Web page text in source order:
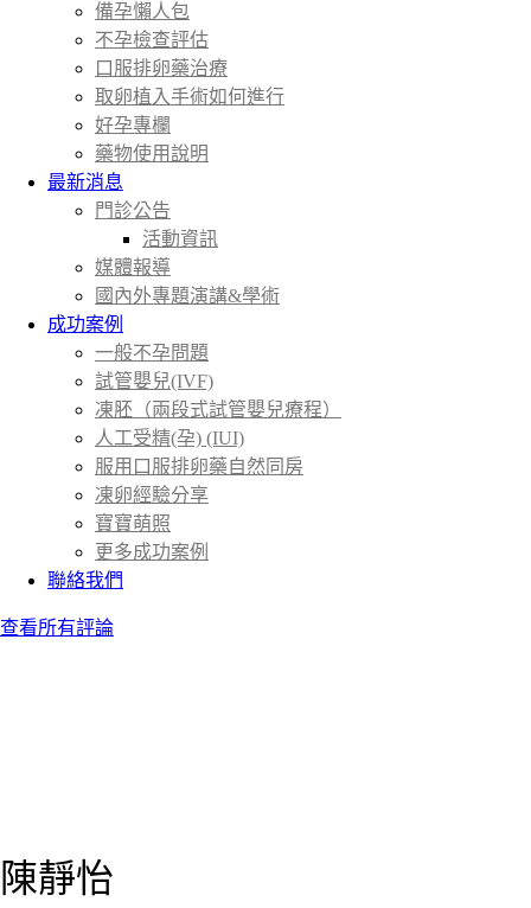
備孕懶人包
不孕檢查評估
口服排卵藥治療
取卵植入手術如何進行
好孕專欄
藥物使用說明
最新消息
門診公告
活動資訊
媒體報導
國內外專題演講&學術
成功案例
一般不孕問題
試管嬰兒(IVF)
凍胚（兩段式試管嬰兒療程）
人工受精(孕) (IUI)
服用口服排卵藥自然同房
凍卵經驗分享
寶寶萌照
更多成功案例
聯絡我們
查看所有評論
陳靜怡